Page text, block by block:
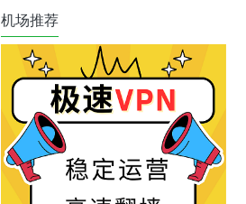
机场推荐